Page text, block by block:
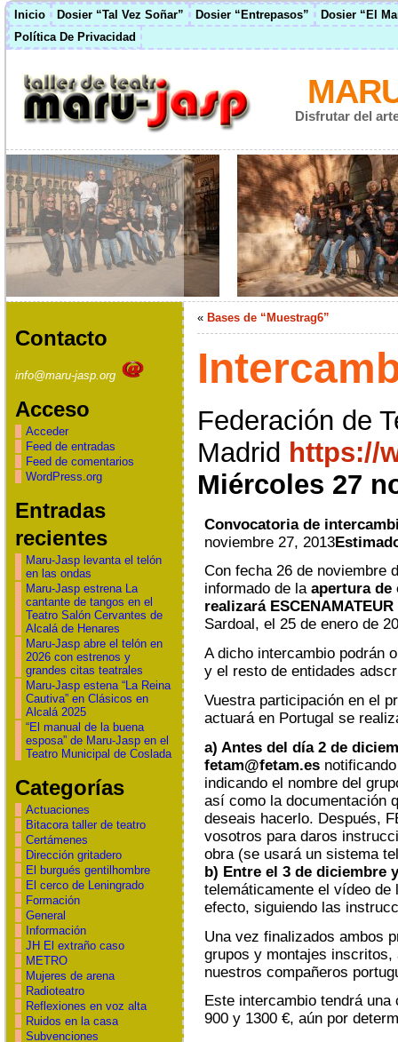
Inicio Dosier “Tal Vez Soñar” Dosier “Entrepasos”
Dosier “El
Política De Privacidad
Disfrutar del
Contacto
info@maru-jasp.org
Acceso
Acceder
Feed de entradas
Feed de comentarios
WordPress.org
Entradas
recientes
Maru-Jasp levanta el telón
en las ondas
Maru-Jasp estrena La
cantante de tangos en el
Teatro Salón Cervantes de
Alcalá de Henares
Maru-Jasp abre el telón en
2026 con estrenos y
grandes citas teatrales
Maru-Jasp estena “La Reina
Cautiva” en Clásicos en
Alcalá 2025
“El manual de la buena
esposa” de Maru-Jasp en el
Teatro Municipal de Coslada
Categorías
Actuaciones
Bitacora taller de teatro
Certámenes
Dirección gritadero
El burgués gentilhombre
El cerco de Leningrado
Formación
General
Información
JH El extraño caso
METRO
Mujeres de arena
Radioteatro
Reflexiones en voz alta
Ruidos en la casa
Subvenciones
« Bases de “Muestrag6”
Federación de
Madrid https://
Miércoles 27
Convocatoria de
noviembre 27, 2013
Con fecha 26 de noviembre
informado de la apertura de
realizará
Sardoal, el 25 de enero de
A dicho intercambio podrán
y el resto de entidades
Vuestra participación en el
actuará en Portugal se
a) Antes del día 2 de
fetam@fetam.esnotificando
indicando el nombre del
así como la documentación
deseais hacerlo. Después,
vosotros para daros
obra (se usará un sistema
b) Entre el 3 de diciembre
telemáticamente el vídeo de
efecto, siguiendo las
Una vez finalizados ambos
grupos y montajes
nuestros compañeros
Este intercambio tendrá
900 y 1300 €, aún por